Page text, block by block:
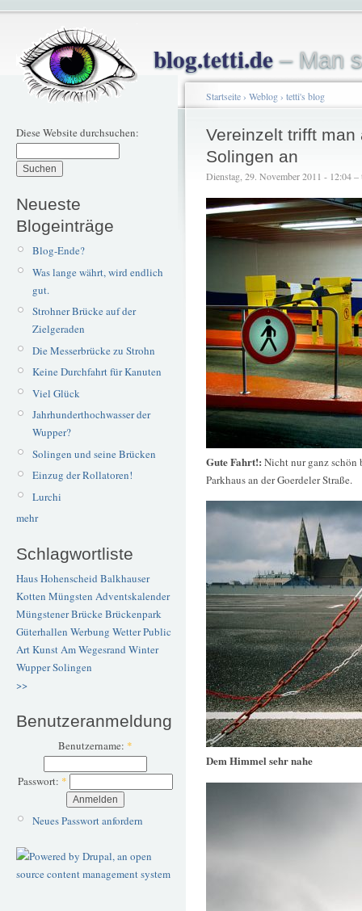
blog.tetti.de– Man
Diese Website durchsuchen:
Neueste
Blogeinträge
Blog-Ende?
Was lange währt, wird endlich
gut.
Strohner Brücke auf der
Zielgeraden
Die Messerbrücke zu Strohn
Keine Durchfahrt für Kanuten
Viel Glück
Jahrhunderthochwasser der
Wupper?
Solingen und seine Brücken
Einzug der Rollatoren!
Lurchi
mehr
Schlagwortliste
Haus Hohenscheid Balkhauser
Kotten Müngsten Adventskalender
Müngstener BrückeBrückenpark
Güterhallen Werbung WetterPublic
ArtKunstAm Wegesrand Winter
WupperSolingen
>>
Benutzeranmeldung
Benutzername: *
Passwort: *
Neues Passwort anfordern
Startseite› Weblog› tetti's blog
Vereinzelt trifft
Solingen an
Dienstag, 29. November 2011 - 12:04 –
Gute Fahrt!: Nicht nur ganz schön
Parkhaus an der Goerdeler Straße.
Dem Himmel sehr nahe